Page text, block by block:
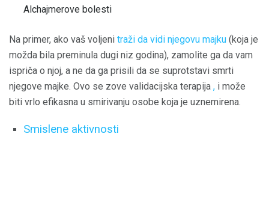
Alchajmerove bolesti
Na primer, ako vaš voljeni traži da vidi njegovu majku (koja je
možda bila preminula dugi niz godina), zamolite ga da vam
ispriča o njoj, a ne da ga prisili da se suprotstavi smrti
njegove majke. Ovo se zove validacijska terapija , i može
biti vrlo efikasna u smirivanju osobe koja je uznemirena.
Smislene aktivnosti